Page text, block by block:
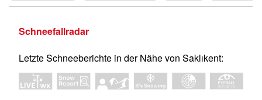
Schneefallradar
Letzte Schneeberichte in der Nähe von Saklıkent: